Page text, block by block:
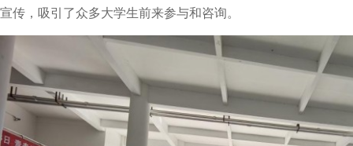
宣传，吸引了众多大学生前来参与和咨询。